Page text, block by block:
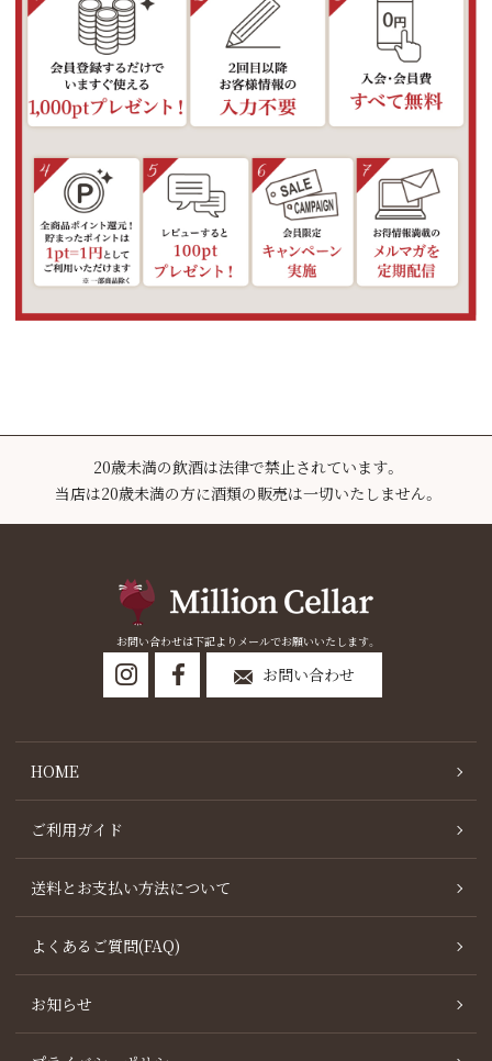
20歳未満の飲酒は法律で禁止されています。
当店は20歳未満の方に酒類の販売は一切いたしません。
お問い合わせは下記よりメールでお願いいたします。
お問い合わせ
HOME
ご利用ガイド
送料とお支払い方法について
よくあるご質問(FAQ)
お知らせ